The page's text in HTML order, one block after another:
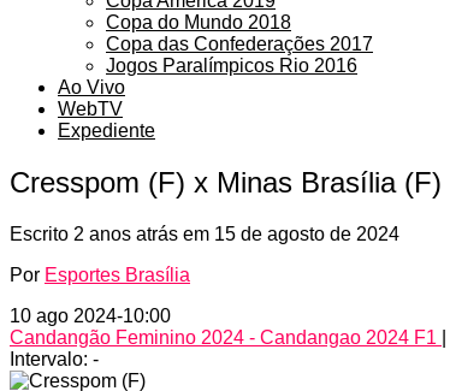
Copa do Mundo 2018
Copa das Confederações 2017
Jogos Paralímpicos Rio 2016
Ao Vivo
WebTV
Expediente
Cresspom (F) x Minas Brasília (F)
Escrito 2 anos atrás em 15 de agosto de 2024
Por Esportes Brasília
10 ago 2024-10:00
Candangão Feminino 2024 - Candangao 2024 F1
Intervalo: -